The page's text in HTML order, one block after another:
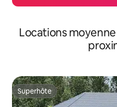
Locations
Superhôte
Superhôte